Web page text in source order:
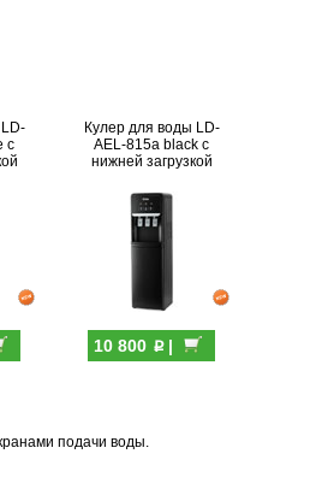
с
Кулер для воды LD-
AEL-815a black с
нижней загрузкой
10 800 p|
подачи воды.